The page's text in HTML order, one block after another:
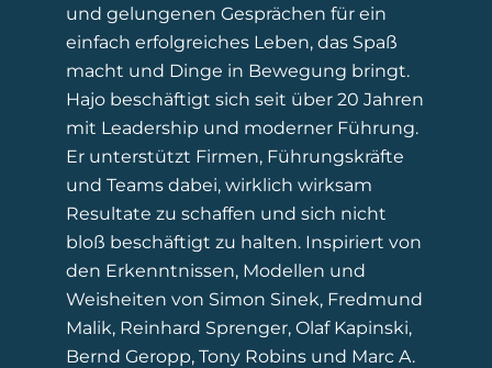
und gelungenen Gesprächen für ein
einfach erfolgreiches Leben, das Spaß
macht und Dinge in Bewegung bringt.
Hajo beschäftigt sich seit über 20 Jahren
mit Leadership und moderner Führung.
Er unterstützt Firmen, Führungskräfte
und Teams dabei, wirklich wirksam
Resultate zu schaffen und sich nicht
bloß beschäftigt zu halten. Inspiriert von
den Erkenntnissen, Modellen und
Weisheiten von Simon Sinek, Fredmund
Malik, Reinhard Sprenger, Olaf Kapinski,
Bernd Geropp, Tony Robins und Marc A.